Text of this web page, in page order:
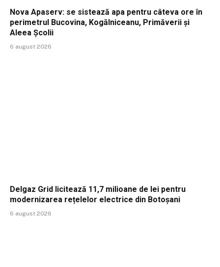
Nova Apaserv: se sistează apa pentru câteva ore în
perimetrul Bucovina, Kogălniceanu, Primăverii și
Aleea Școlii
6 august 2026
Delgaz Grid licitează 11,7 milioane de lei pentru
modernizarea rețelelor electrice din Botoșani
6 august 2026